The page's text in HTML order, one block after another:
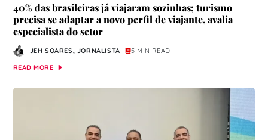
40% das brasileiras já viajaram sozinhas; turismo
precisa se adaptar a novo perfil de viajante, avalia
especialista do setor
JEH SOARES, JORNALISTA
5 MIN READ
READ MORE